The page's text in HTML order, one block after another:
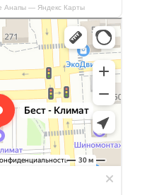
Анапы — Яндекс Карты